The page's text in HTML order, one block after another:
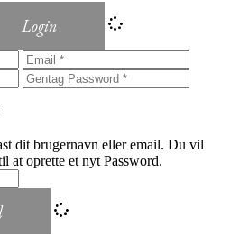
Login
dit brugernavn eller email. Du vil
at oprette et nyt Password.